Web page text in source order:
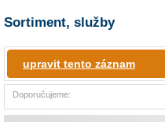
Sortiment, služby
upravit tento záznam
Doporučujeme: